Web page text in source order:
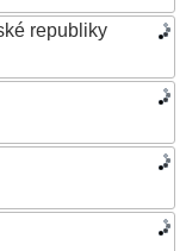
republiky